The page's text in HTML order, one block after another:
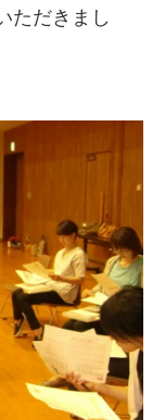
ただきまし